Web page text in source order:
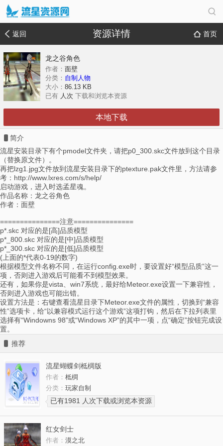
返回 资源详情 首页
龙之谷角色
作者： 面壁
分类： 自制人物
大小： 86.13 KB
已有 人次 下载和浏览本资源
本地下载
简介
流星安装目录下有个pmodel文件夹，请把p0_300.skc文件放到这个目录
（替换原文件）。
再把lzg1.jpg文件放到流星安装目录下的ptexture.pak文件里，方法请参
考：http://www.lxres.com/s/help/
启动游戏，进入时选孟星魂。
作品名称：龙之谷角色
作者：面壁
===============注意===============
p*.skc 对应的是[高]品质模型
p*_800.skc 对应的是[中]品质模型
p*_300.skc 对应的是[低]品质模型
(上面的*代表0-19的数字)
根据模型文件名称不同，在运行config.exe时，要设置好“模型品质”这一
项，否则进入游戏后可能看不到模型效果。
还有，如果你是vista、win7系统，最好给Meteor.exe设置一下兼容性，
否则进入游戏也可能出错。
设置方法是：右键查看流星目录下Meteor.exe文件的属性，切换到“兼容
性”选项卡，给“以兼容模式运行这个游戏”这项打钩，然后在下拉列表里
选择有“Windowns 98”或“Windows XP”的其中一项，点“确定”按钮完成设
置。
推荐
流星蝴蝶剑柢椆版
作者： 柢椆
分类： 玩家自制
已有1981 人次下载或浏览本资源
红女剑士
作者： 漠之北